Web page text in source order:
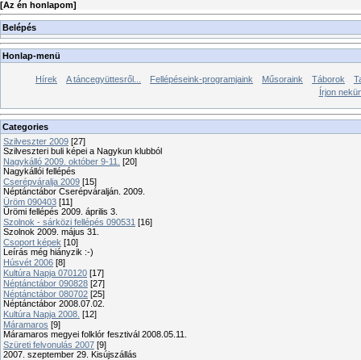
[Az én honlapom]
Belépés
Honlap-menü
Hírek A táncegyüttesről... Fellépéseink-programjaink Műsoraink Táborok
Írjon
Categories
Szilveszter 2009 [27]
Szilveszteri buli képei a Nagykun klubból
Nagykálló 2009. október 9-11.
[20]
Nagykállói fellépés
Cserépváralja 2009 [15]
Néptánctábor Cserépváralján. 2009.
Üröm 090403 [11]
Ürömi fellépés 2009. április 3.
Szolnok - sárközi fellépés 090531 [16]
Szolnok 2009. május 31.
Csoport képek [10]
Leírás még hiányzik :-)
Húsvét 2006 [8]
Kultúra Napja 070120 [17]
Néptánctábor 090828 [27]
Néptánctábor 080702 [25]
Néptánctábor 2008.07.02.
Kultúra Napja 2008. [12]
Máramaros [9]
Máramaros megyei folklór fesztivál 2008.05.11.
Szüreti felvonulás 2007 [9]
2007. szeptember 29. Kisújszállás